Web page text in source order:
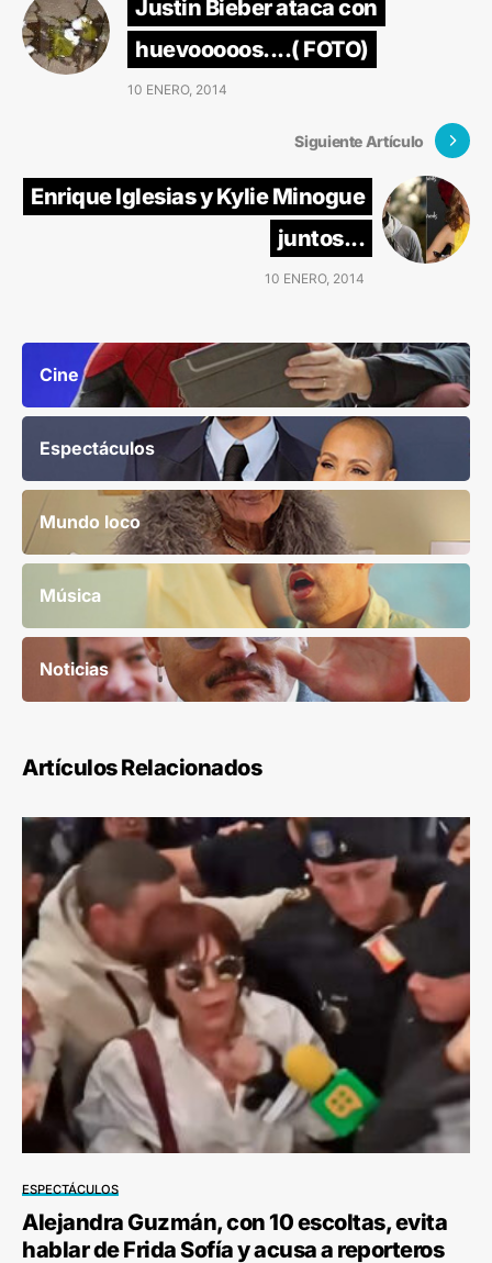
Justin Bieber ataca con
huevooooos....( FOTO)
10 ENERO, 2014
Siguiente Artículo
Enrique Iglesias y Kylie Minogue
juntos...
10 ENERO, 2014
Cine
Espectáculos
Mundo loco
Música
Noticias
Artículos Relacionados
ESPECTÁCULOS
Alejandra Guzmán, con 10 escoltas, evita
hablar de Frida Sofía y acusa a reporteros